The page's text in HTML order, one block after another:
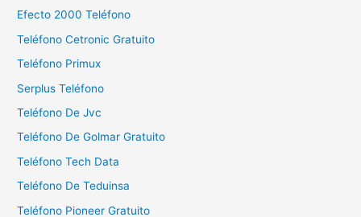
Efecto 2000 Teléfono
Teléfono Cetronic Gratuito
Teléfono Primux
Serplus Teléfono
Teléfono De Jvc
Teléfono De Golmar Gratuito
Teléfono Tech Data
Teléfono De Teduinsa
Teléfono Pioneer Gratuito